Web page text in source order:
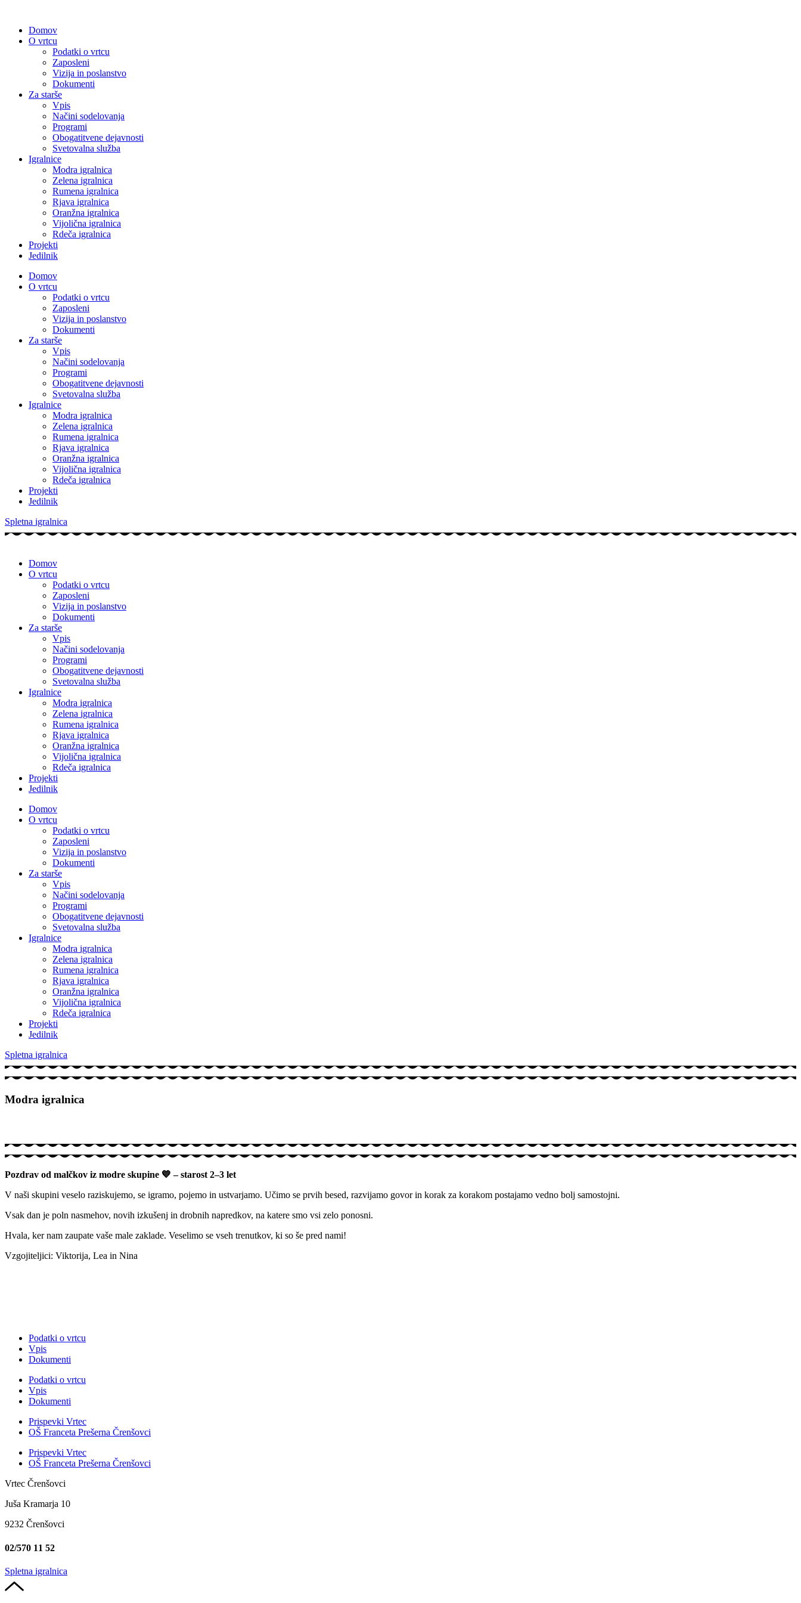
Domov
O vrtcu
Podatki o vrtcu
Zaposleni
Vizija in poslanstvo
Dokumenti
Za starše
Vpis
Načini sodelovanja
Programi
Obogatitvene dejavnosti
Svetovalna služba
Igralnice
Modra igralnica
Zelena igralnica
Rumena igralnica
Rjava igralnica
Oranžna igralnica
Vijolična igralnica
Rdeča igralnica
Projekti
Jedilnik
Domov
O vrtcu
Podatki o vrtcu
Zaposleni
Vizija in poslanstvo
Dokumenti
Za starše
Vpis
Načini sodelovanja
Programi
Obogatitvene dejavnosti
Svetovalna služba
Igralnice
Modra igralnica
Zelena igralnica
Rumena igralnica
Rjava igralnica
Oranžna igralnica
Vijolična igralnica
Rdeča igralnica
Projekti
Jedilnik
Spletna igralnica
Domov
O vrtcu
Podatki o vrtcu
Zaposleni
Vizija in poslanstvo
Dokumenti
Za starše
Vpis
Načini sodelovanja
Programi
Obogatitvene dejavnosti
Svetovalna služba
Igralnice
Modra igralnica
Zelena igralnica
Rumena igralnica
Rjava igralnica
Oranžna igralnica
Vijolična igralnica
Rdeča igralnica
Projekti
Jedilnik
Domov
O vrtcu
Podatki o vrtcu
Zaposleni
Vizija in poslanstvo
Dokumenti
Za starše
Vpis
Načini sodelovanja
Programi
Obogatitvene dejavnosti
Svetovalna služba
Igralnice
Modra igralnica
Zelena igralnica
Rumena igralnica
Rjava igralnica
Oranžna igralnica
Vijolična igralnica
Rdeča igralnica
Projekti
Jedilnik
Spletna igralnica
Modra igralnica
Pozdrav od malčkov iz modre skupine 💙 – starost 2–3 let
V naši skupini veselo raziskujemo, se igramo, pojemo in ustvarjamo. Učimo se prvih besed, razvijamo govor in korak za korakom postajamo vedno bolj samostojni.
Vsak dan je poln nasmehov, novih izkušenj in drobnih napredkov, na katere smo vsi zelo ponosni.
Hvala, ker nam zaupate vaše male zaklade. Veselimo se vseh trenutkov, ki so še pred nami!
Vzgojiteljici: Viktorija, Lea in Nina
Podatki o vrtcu
Vpis
Dokumenti
Podatki o vrtcu
Vpis
Dokumenti
Prispevki Vrtec
OŠ Franceta Prešerna Črenšovci
Prispevki Vrtec
OŠ Franceta Prešerna Črenšovci
Vrtec Črenšovci
Juša Kramarja 10
9232 Črenšovci
02/570 11 52
Spletna igralnica